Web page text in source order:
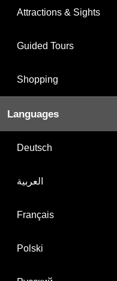
Attractions & Sights
Guided Tours
Shopping
Languages
Deutsch
العربية
Français
Polski